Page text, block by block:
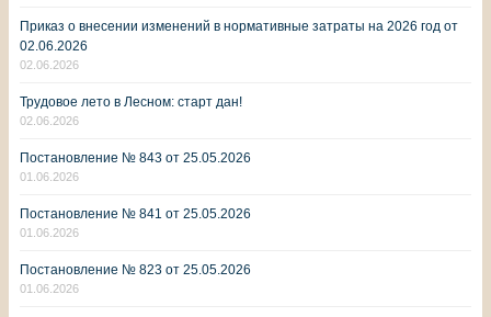
Приказ о внесении изменений в нормативные затраты на 2026 год от
02.06.2026
02.06.2026
Трудовое лето в Лесном: старт дан!
02.06.2026
Постановление № 843 от 25.05.2026
01.06.2026
Постановление № 841 от 25.05.2026
01.06.2026
Постановление № 823 от 25.05.2026
01.06.2026